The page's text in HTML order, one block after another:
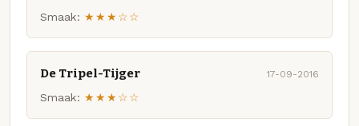
Smaak: ★★★☆☆
De Tripel-Tijger 17-09-2016
Smaak: ★★★☆☆